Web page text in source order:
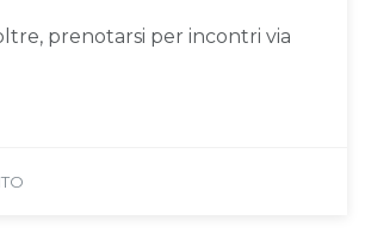
prenotarsi per incontri via